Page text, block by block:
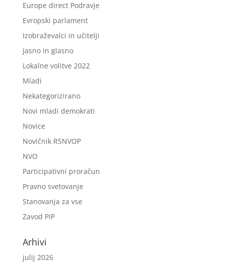
Europe direct Podravje
Evropski parlament
Izobraževalci in učitelji
Jasno in glasno
Lokalne volitve 2022
Mladi
Nekategorizirano
Novi mladi demokrati
Novice
Novičnik RSNVOP
NVO
Participativni proračun
Pravno svetovanje
Stanovanja za vse
Zavod PIP
Arhivi
julij 2026